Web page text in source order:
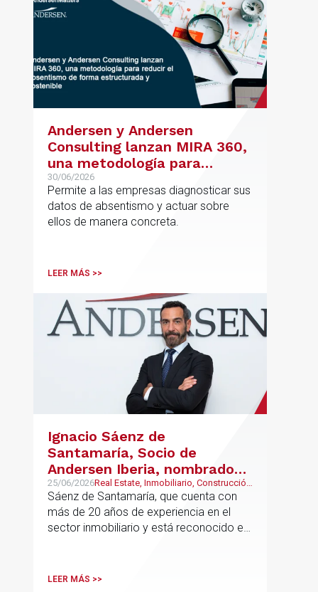
Andersen y Andersen
Consulting lanzan MIRA 360,
una metodología para
reducir el absentismo de
forma estructurada y
sostenible
30/06/2026
Permite a las empresas diagnosticar sus
datos de absentismo y actuar sobre
ellos de manera concreta.
LEER MÁS >>
Ignacio Sáenz de
Santamaría, Socio de
Andersen Iberia, nombrado
director europeo de
Inmobiliario de Andersen
25/06/2026Real Estate, Inmobiliario, Construcción
y Urbanismo
Sáenz de Santamaría, que cuenta con
más de 20 años de experiencia en el
sector inmobiliario y está reconocido en
codirigirá el EU Real Estate Industry
LEER MÁS >>